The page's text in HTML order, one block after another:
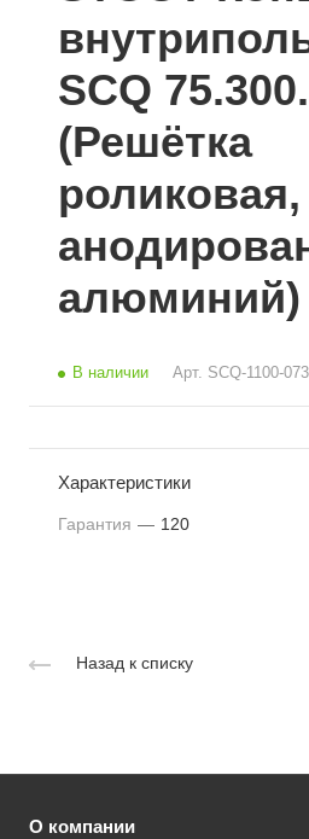
SCQ
(Решётка
роликовая,
алюминий)
В наличии Арт. SCQ-1100-
Характеристики
Гарантия — 120
Назад к списку
О компании